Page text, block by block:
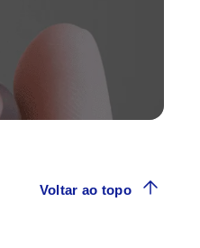
Voltar ao topo